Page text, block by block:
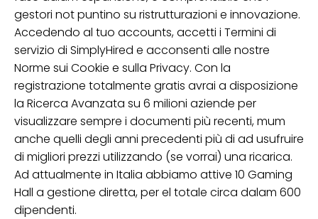
gestori not puntino su ristrutturazioni e innovazione.
Accedendo al tuo accounts, accetti i Termini di
servizio di SimplyHired e acconsenti alle nostre
Norme sui Cookie e sulla Privacy. Con la
registrazione totalmente gratis avrai a disposizione
la Ricerca Avanzata su 6 milioni aziende per
visualizzare sempre i documenti più recenti, mum
anche quelli degli anni precedenti più di ad usufruire
di migliori prezzi utilizzando (se vorrai) una ricarica.
Ad attualmente in Italia abbiamo attive 10 Gaming
Hall a gestione diretta, per el totale circa dalam 600
dipendenti.